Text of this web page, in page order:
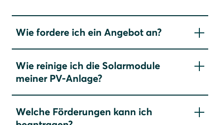
Wie fordere ich ein Angebot an?
Bitte nutzen Sie hierfür unser Kontaktformular
detaillierter Ihre Angaben, desto besser können
wir auf Ihre Anforderungen eingehen. Einer
unserer Partner oder unser eigenes
Planungsteam wird sich mit Ihnen in Verbindung
setzen und mit Ihnen zusammen ein persönliches,
Wie reinige ich die Solarmodule
meiner PV-Anlage?
Grundsätzlich ist ein eigenhändiges Reinigen der
Module nicht notwendig. Durch die Beschichtung
Welche Förderungen kann ich